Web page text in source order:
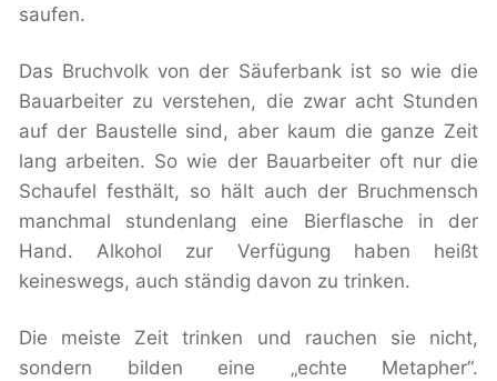
saufen.
Das Bruchvolk von der Säuferbank ist so wie die
Bauarbeiter zu verstehen, die zwar acht Stunden
auf der Baustelle sind, aber kaum die ganze Zeit
lang arbeiten. So wie der Bauarbeiter oft nur die
Schaufel festhält, so hält auch der Bruchmensch
manchmal stundenlang eine Bierflasche in der
Hand. Alkohol zur Verfügung haben heißt
keineswegs, auch ständig davon zu trinken.
Die meiste Zeit trinken und rauchen sie nicht,
sondern bilden eine „echte Metapher“.